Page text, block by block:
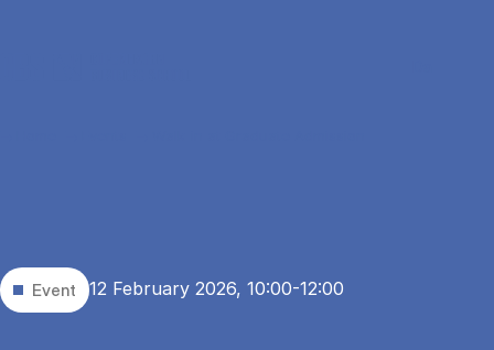
Event 12 February 2026, 10:00-12:00